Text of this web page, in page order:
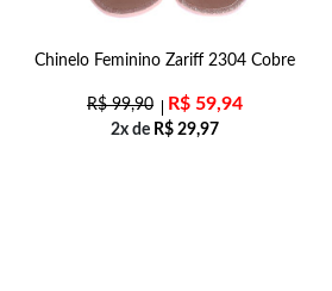
Chinelo Feminino Zariff 2304 Cobre
R$99,90 R$ 59,94
2x de R$ 29,97